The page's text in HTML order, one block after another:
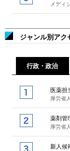
メディ
ジャンル別アク
行政・政治
医薬担
厚労省
薬剤管
厚労省
新人候